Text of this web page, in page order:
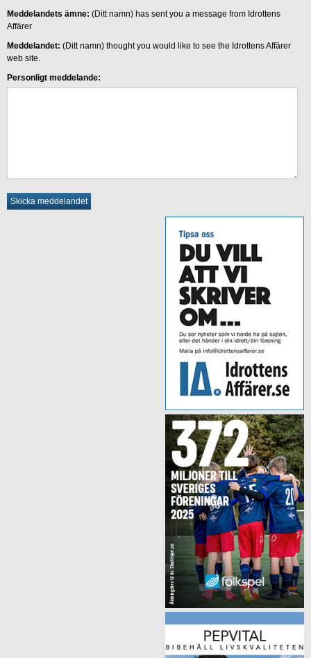
Meddelandets ämne: (Ditt namn) has sent you a message from Idrottens
Affärer
Meddelandet: (Ditt namn) thought you would like to see the Idrottens Affärer
web site.
Personligt meddelande: